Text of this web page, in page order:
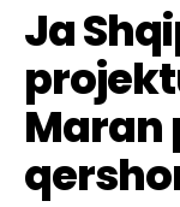
Ja
Maran